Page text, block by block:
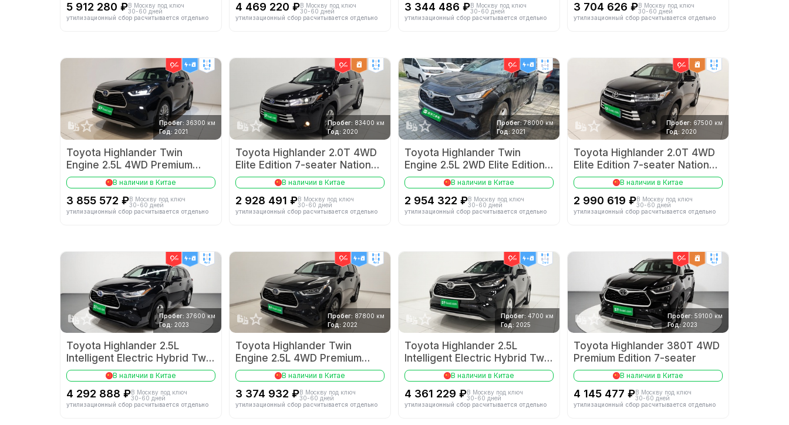
5 912 280 ₽В Москву под ключ
30-60 дней
утилизационный сбор расчитывается отдельно
4 469 220 ₽В Москву под ключ
30-60 дней
утилизационный сбор расчитывается отдельно
3 344 486 ₽В Москву под ключ
30-60 дней
утилизационный сбор расчитывается отдельно
3 704 626 ₽В Москву под ключ
30-60 дней
утилизационный сбор расчитывается отдельно
4wd
Пробег: 36300 км
Год: 2021
Toyota Highlander Twin
Engine 2.5L 4WD Premium
Edition 7-seaterВ наличии в Китае
3 855 572 ₽В Москву под ключ
30-60 дней
утилизационный сбор расчитывается отдельно
4wd
Пробег: 83400 км
Год: 2020
Toyota Highlander 2.0T 4WD
Elite Edition 7-seater National
VI
В наличии в Китае
2 928 491 ₽В Москву под ключ
30-60 дней
утилизационный сбор расчитывается отдельно
2wd
Пробег: 78000 км
Год: 2021
Toyota Highlander Twin
Engine 2.5L 2WD Elite Edition
5-seater В наличии в Китае
2 954 322 ₽В Москву под ключ
30-60 дней
утилизационный сбор расчитывается отдельно
4wd
Пробег: 67500 км
Год: 2020
Toyota Highlander 2.0T 4WD
Elite Edition 7-seater National
VI
В наличии в Китае
2 990 619 ₽В Москву под ключ
30-60 дней
утилизационный сбор расчитывается отдельно
4wd
Пробег: 37600 км
Год: 2023
Toyota Highlander 2.5L
Intelligent Electric Hybrid Twin
Engine 4WD Elite Edition 7-
seater
В наличии в Китае
4 292 888 ₽В Москву под ключ
30-60 дней
утилизационный сбор расчитывается отдельно
4wd
Пробег: 87800 км
Год: 2022
Toyota Highlander Twin
Engine 2.5L 4WD Premium
Edition 7-seaterВ наличии в Китае
3 374 932 ₽В Москву под ключ
30-60 дней
утилизационный сбор расчитывается отдельно
2wd
Пробег: 4700 км
Год: 2025
Toyota Highlander 2.5L
Intelligent Electric Hybrid Twin
Engine 2WD Elite 5-seater
В наличии в Китае
4 361 229 ₽В Москву под ключ
30-60 дней
утилизационный сбор расчитывается отдельно
4wd
Пробег: 59100 км
Год: 2023
Toyota Highlander 380T 4WD
Premium Edition 7-seater
В наличии в Китае
4 145 477 ₽В Москву под ключ
30-60 дней
утилизационный сбор расчитывается отдельно